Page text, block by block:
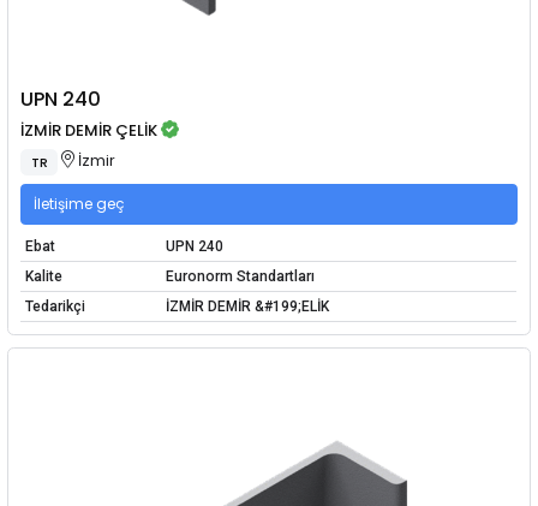
UPN 240
İZMİR DEMİR ÇELİK
TR İzmir
İletişime geç
Ebat
UPN 240
Kalite
Euronorm Standartları
Tedarikçi
İZMİR DEMİR &#199;ELİK